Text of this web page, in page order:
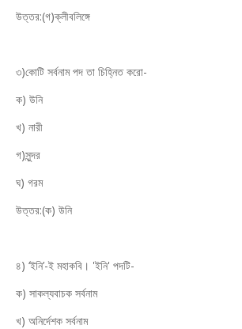
উত্তর:(গ)ক্লীবলিঙ্গে
৩)কোটি সর্বনাম পদ তা চিহ্নিত করো-
ক) উনি
খ) নারী
গ)সুন্দর
ঘ) গরম
উত্তর:(ক) উনি
৪) ‘ইনি’-ই মহাকবি। 'ইনি' পদটি-
ক) সাকল্যবাচক সর্বনাম
খ) অনির্দেশক সর্বনাম